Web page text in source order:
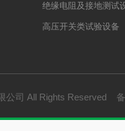
绝缘电阻及接地测试
高压开关类试验设备
公司 All Rights Reserved